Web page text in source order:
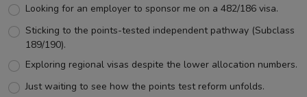
Looking for an employer to sponsor me on a 482/186 visa.
Sticking to the points-tested independent pathway (Subclass
189/190).
Exploring regional visas despite the lower allocation numbers.
Just waiting to see how the points test reform unfolds.